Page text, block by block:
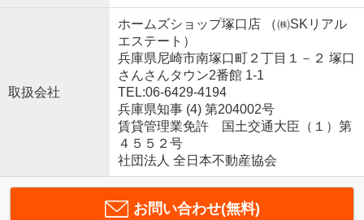
取扱会社
ホームズショップ塚口店 （㈱SKリアル
エステート）
兵庫県尼崎市南塚口町２丁目１－２ 塚口
さんさんタウン2番館 1-1
TEL:06-6429-4194
兵庫県知事 (4) 第204002号
賃貸管理業免許 国土交通大臣（１）第
４５５２号
社団法人 全日本不動産協会
お問い合わせ(無料)